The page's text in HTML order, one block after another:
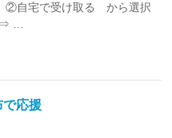
自宅で受け取る から選択
…
で応援